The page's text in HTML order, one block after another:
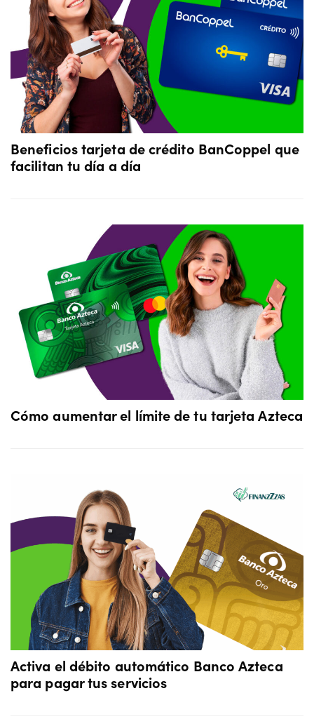
Beneficios tarjeta de crédito BanCoppel que
facilitan tu día a día
Cómo aumentar el límite de tu tarjeta Azteca
Activa el débito automático Banco Azteca
para pagar tus servicios